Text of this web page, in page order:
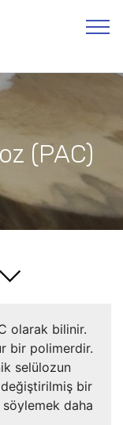
(PAC)
olarak bilinir.
bir polimerdir.
selülozun
bir
daha